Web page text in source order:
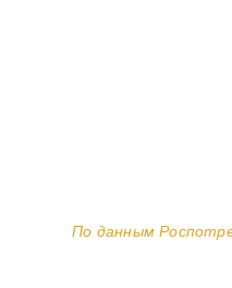
По данным